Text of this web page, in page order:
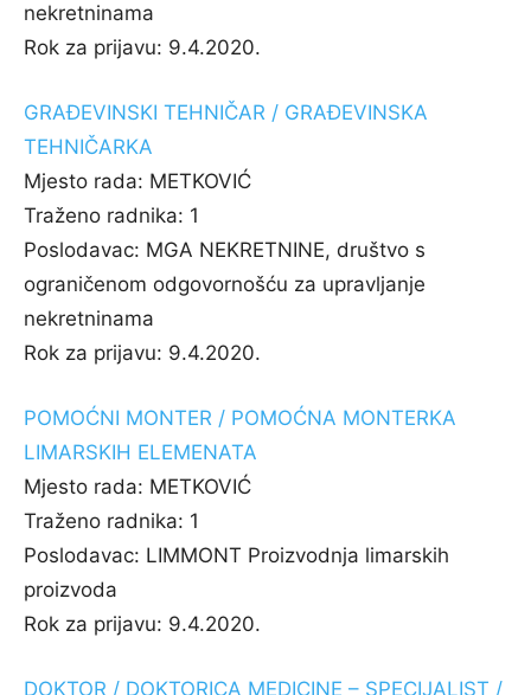
nekretninama
Rok za prijavu: 9.4.2020.
GRAĐEVINSKI TEHNIČAR / GRAĐEVINSKA
TEHNIČARKA
Mjesto rada: METKOVIĆ
Traženo radnika: 1
Poslodavac: MGA NEKRETNINE, društvo s
ograničenom odgovornošću za upravljanje
nekretninama
Rok za prijavu: 9.4.2020.
POMOĆNI MONTER / POMOĆNA MONTERKA
LIMARSKIH ELEMENATA
Mjesto rada: METKOVIĆ
Traženo radnika: 1
Poslodavac: LIMMONT Proizvodnja limarskih
proizvoda
Rok za prijavu: 9.4.2020.
DOKTOR / DOKTORICA MEDICINE – SPECIJALIST /